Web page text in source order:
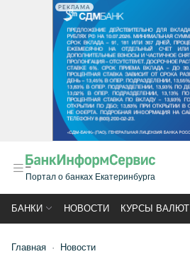
РЕКЛАМА
Портал о банках Екатеринбурга
БАНКИ НОВОСТИ КУРСЫ ВАЛЮТ
Главная Новости